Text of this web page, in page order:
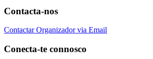
Contacta-nos
Contactar Organizador via Email
Conecta-te connosco